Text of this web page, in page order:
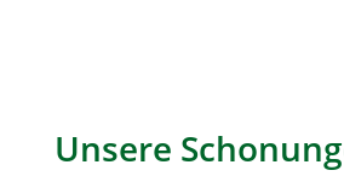
Unsere